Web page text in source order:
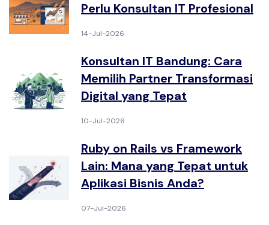
Perlu Konsultan IT Profesional
14-Jul-2026
Konsultan IT Bandung: Cara
Memilih Partner Transformasi
Digital yang Tepat
10-Jul-2026
Ruby on Rails vs Framework
Lain: Mana yang Tepat untuk
Aplikasi Bisnis Anda?
07-Jul-2026